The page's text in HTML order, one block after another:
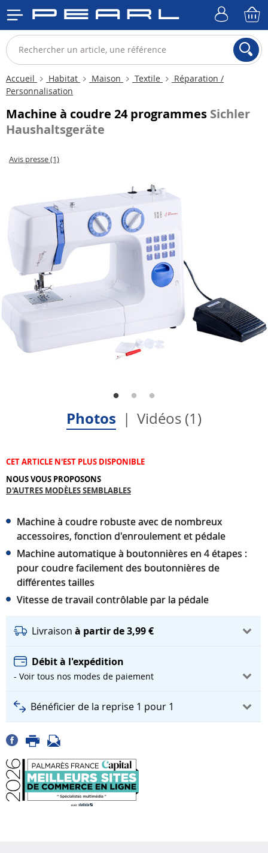
Accueil Habitat Maison Textile
Réparation /
Personnalisation
Machine à coudre 24 programmes Sichler
Haushaltsgeräte
Avis presse (1)
Photos Vidéos (1)
CET ARTICLE N'EST PLUS DISPONIBLE
NOUS VOUS PROPOSONS
D'AUTRES MODÈLES SEMBLABLES
Machine à coudre robuste avec de nombreux
accessoires, fonction d'enroulement et pédale
Machine automatique à boutonnières en 4 étapes :
pour coudre facilement des boutonnières de
différentes tailles
Vitesse de travail contrôlable par la pédale
Livraison à partir de 3,99 €
Débit à l'expédition
- Voir tous nos modes de paiement
Bénéficier de la reprise 1 pour 1